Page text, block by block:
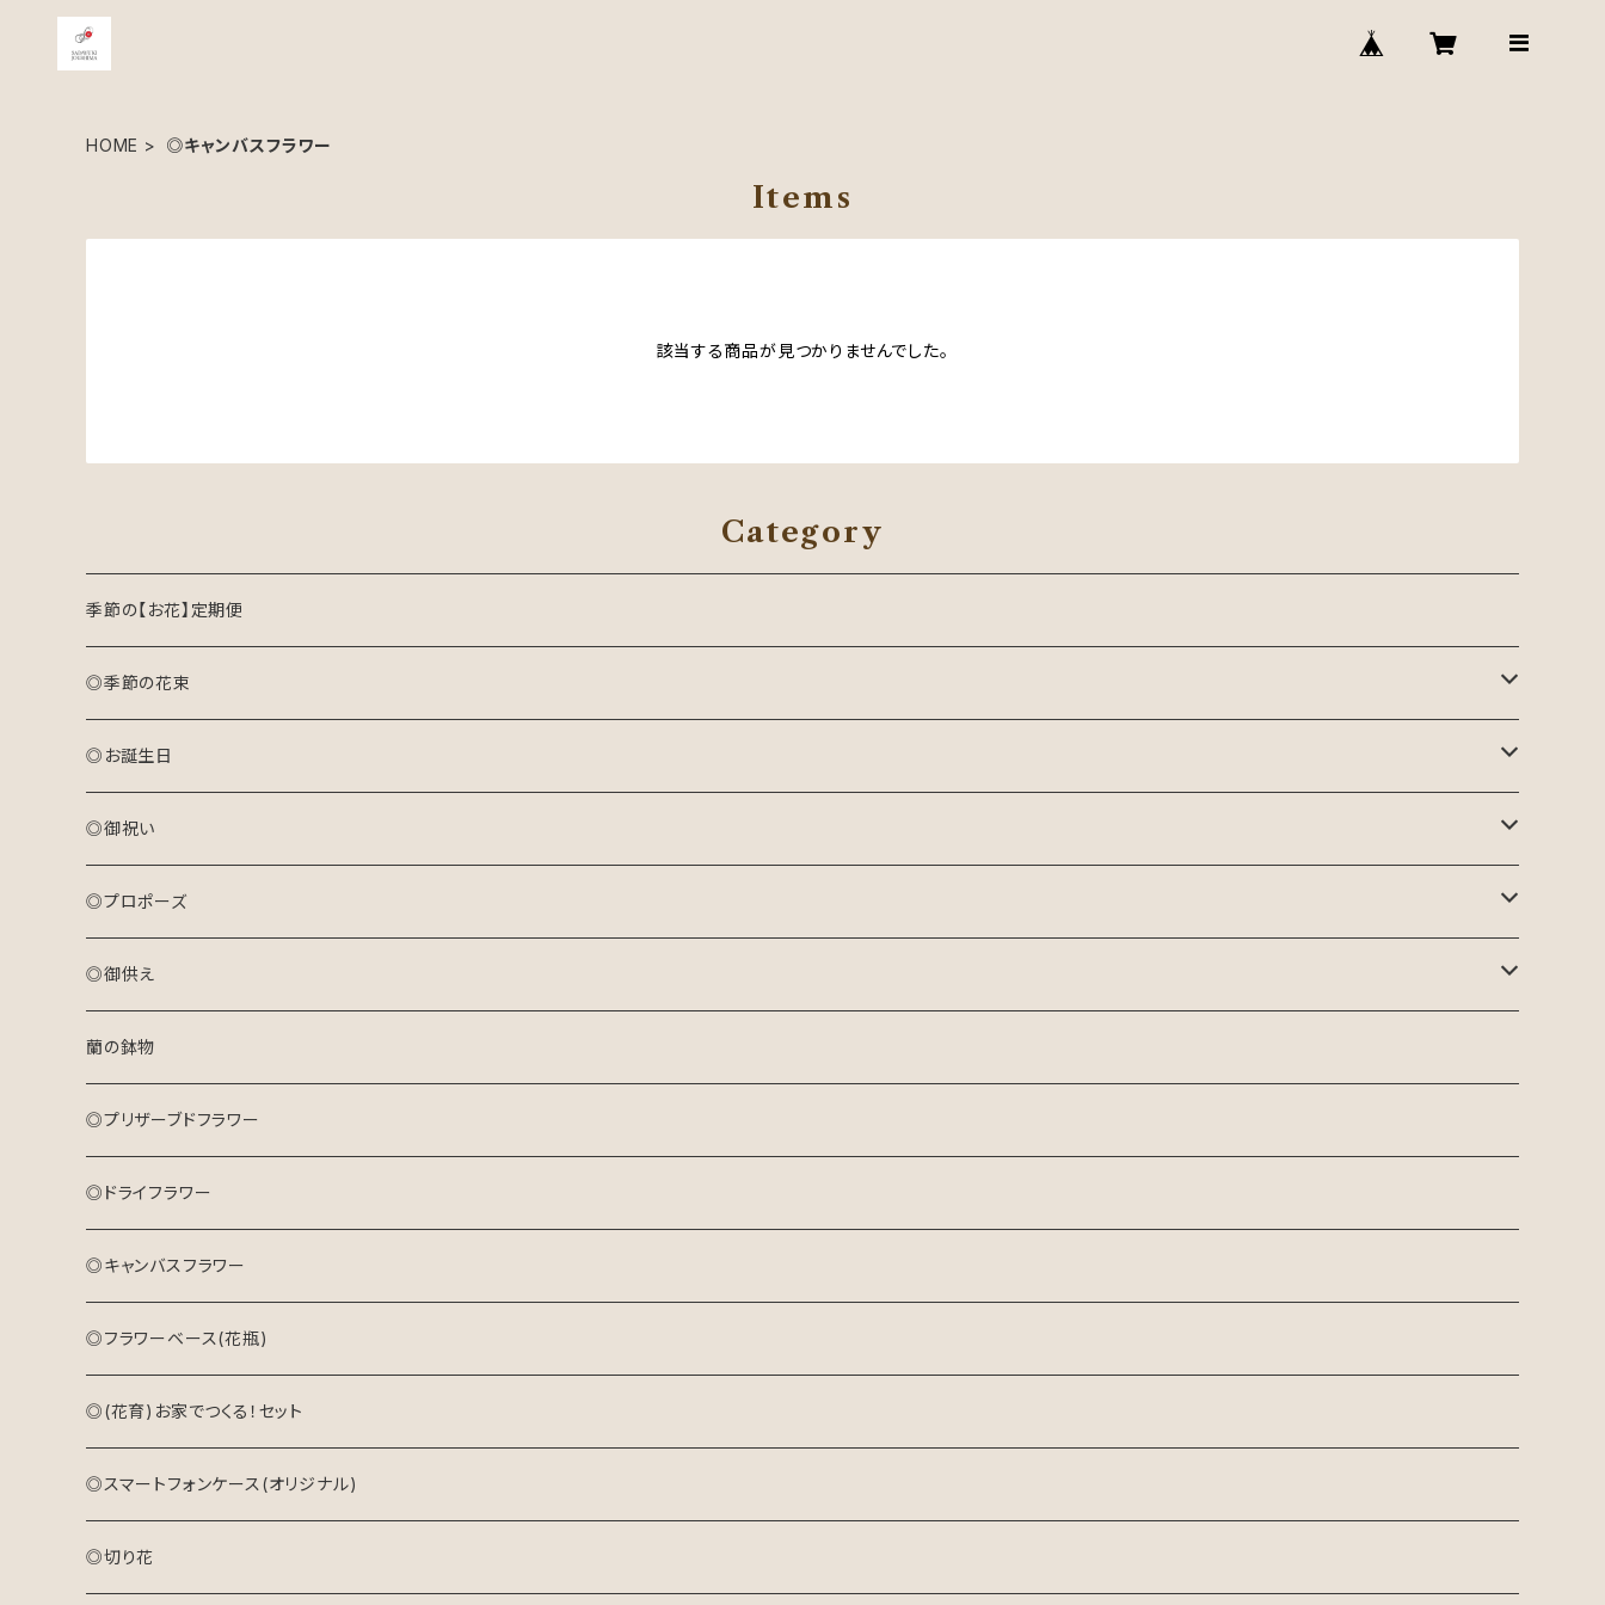
HOME ◎キャンバスフラワー
Items
該当する商品が見つかりませんでした。
Category
季節の【お花】定期便
◎季節の花束
おまかせ花束(S)
おまかせ花束(M)
おまかせ花束(L)
◎お誕生日
アレンジメント(生花)
花束(生花)
プリザーブドフラワーアレンジメント
ドライフラワーリース
キャンバスフラワー
◎御祝い
アレンジメント(生花)
花束(生花)
プリザーブドフラワーアレンジメント
ドライフラワーリース
キャンバスフラワー
◎プロポーズ
花束
アレンジメント
プリザーブドフラワーアレンジメント
◎御供え
アレンジメント(生花)
花束(生花)
蘭の鉢物
◎プリザーブドフラワー
◎ドライフラワー
◎キャンバスフラワー
◎フラワーベース(花瓶)
◎(花育)お家でつくる！セット
◎スマートフォンケース(オリジナル)
◎切り花